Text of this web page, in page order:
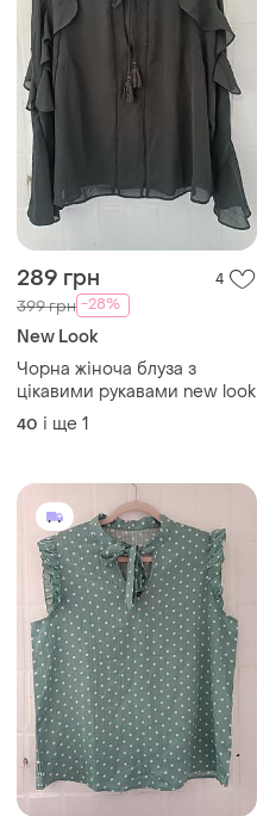
289 грн 4
399 грн -28%
New Look
Чорна жіноча блуза з
цікавими рукавами new look
40 і ще 1